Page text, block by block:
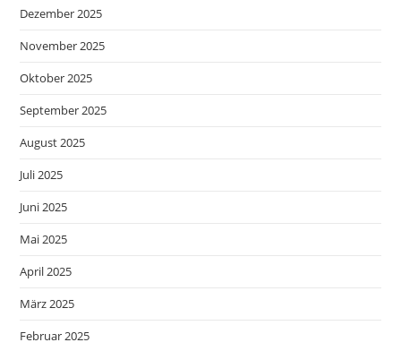
Dezember 2025
November 2025
Oktober 2025
September 2025
August 2025
Juli 2025
Juni 2025
Mai 2025
April 2025
März 2025
Februar 2025